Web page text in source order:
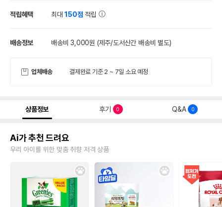
적립혜택 최대150점 적립
배송정보 배송비 3,000원 (제주/도서산간 배송비 별도)
업체배송 결제완료 기준 2 ~ 7일 소요 예정
상품정보 후기 0 Q&A 0
Ai가 추천 드려요
우리 아이를 위한 맞춤 취향 저격 상품